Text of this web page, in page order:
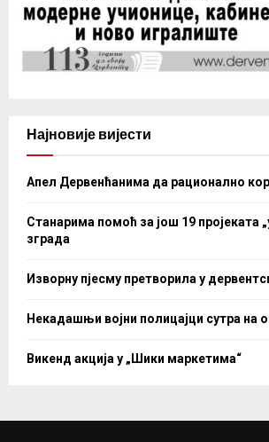
Најновије вијести
Апел Дервенћанима да рационално
Станарима помоћ за још 19 пројеката
зграда
Изворну пјесму претворила у
Некадашњи војни полицајци сутра на
Викенд акција у „Шики маркетима“